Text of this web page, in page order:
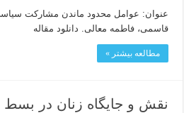
عنوان: عوامل محدود ماندن مشارکت
قاسمی، فاطمه معالی. دانلود مقاله
مطالعه بیشتر »
نقش و جایگاه زنان در بسط